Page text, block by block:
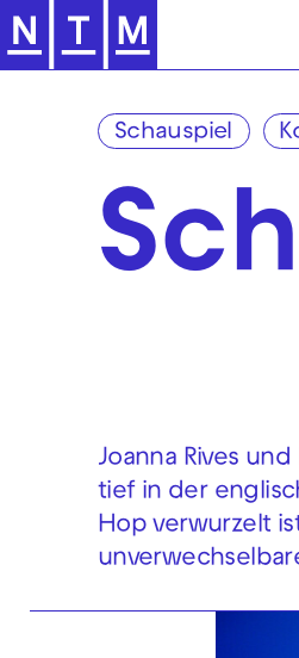
Zur
Schauspiel
Joanna Rives
tief in der
Hop verwurzelt